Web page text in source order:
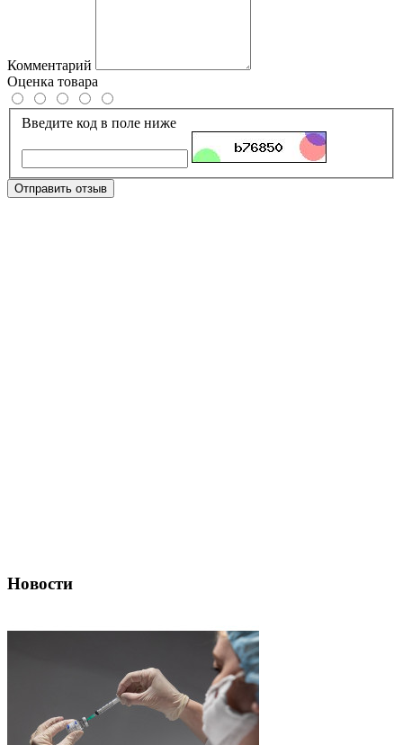
Комментарий
Оценка товара
Введите код в поле ниже
Отправить отзыв
Новости